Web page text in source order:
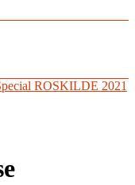
ROSKILDE 2021